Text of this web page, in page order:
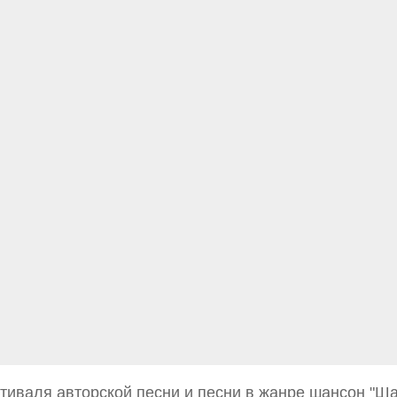
авторской песни и песни в жанре шансон